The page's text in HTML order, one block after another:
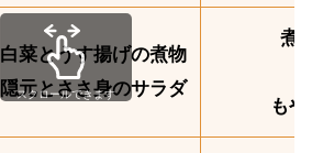
白菜とうす揚げの煮物
隠元とささ身のサラダ
煮
も
スクロールできます